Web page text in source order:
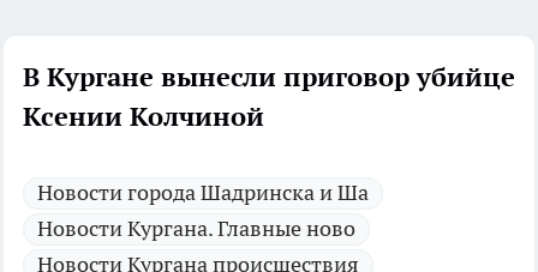
В Кургане вынесли приговор убийце
Ксении Колчиной
Новости города Шадринска и Ша
Новости Кургана. Главные ново
Новости Кургана происшествия